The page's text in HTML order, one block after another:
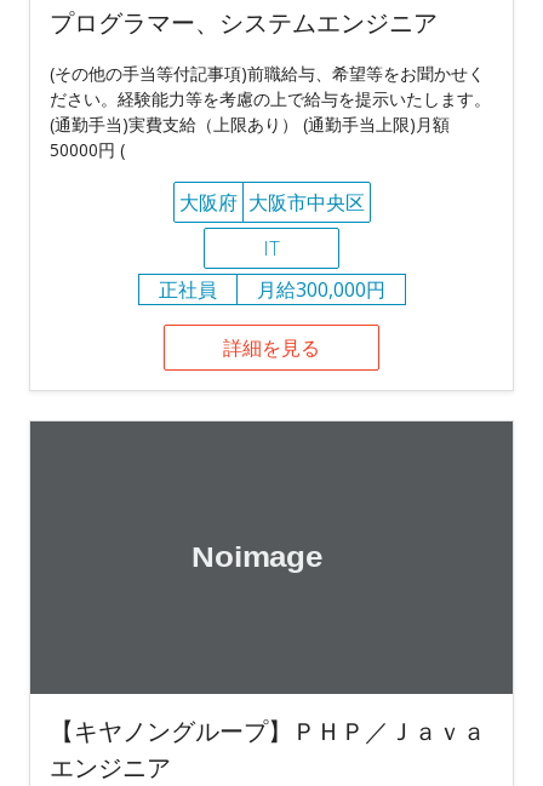
プログラマー、システムエンジニア
(その他の手当等付記事項)前職給与、希望等をお聞かせく
ださい。経験能力等を考慮の上で給与を提示いたします。
(通勤手当)実費支給（上限あり） (通勤手当上限)月額
50000円 (
大阪府 大阪市中央区
IT
正社員
月給300,000円
詳細を見る
【キヤノングループ】ＰＨＰ／Ｊａｖａ
エンジニア